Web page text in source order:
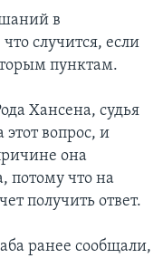
в
случится, если
пунктам.
Хансена, судья
этот вопрос, и
она
потому что на
получить ответ.
ранее сообщали,